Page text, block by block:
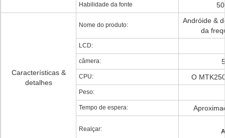
Habilidade da fonte
Características &
detalhes
Nome do produto:
Andróide &
da
LCD:
câmera:
CPU: O
Peso:
Tempo de espera:
Realçar: